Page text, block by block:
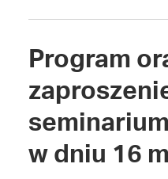
Program
w dniu 16